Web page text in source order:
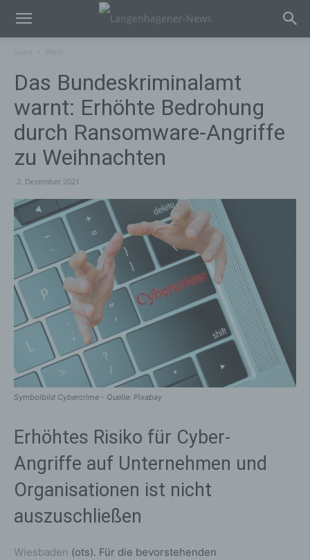
Das Bundeskriminalamt
warnt: Erhöhte Bedrohung
durch Ransomware-Angriffe
zu Weihnachten
2. Dezember 2021
Symbolbild Cybercrime - Quelle: Pixabay
Erhöhtes Risiko für Cyber-
Angriffe auf Unternehmen und
Organisationen ist nicht
auszuschließen
Wiesbaden (ots). Für die bevorstehenden